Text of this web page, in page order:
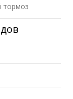
тормоз